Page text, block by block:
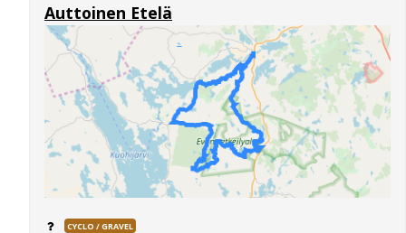
Auttoinen Etelä
CYCLO / GRAVEL